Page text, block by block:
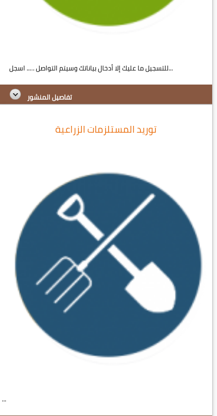
للتسجيل ما عليك إلا أدخال بياناتك وسيتم التواصل ….. اسجل...
تفاصيل المنشور
توريد المستلزمات الزراعية
...